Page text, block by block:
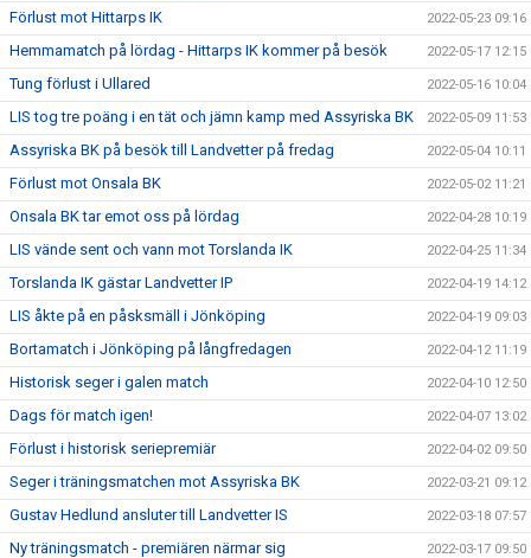
Förlust mot Hittarps IK 2022-05-23 09:16
Hemmamatch på lördag - Hittarps IK kommer på besök 2022-05-17 12:15
Tung förlust i Ullared 2022-05-16 10:04
LIS tog tre poäng i en tät och jämn kamp med Assyriska BK 2022-05-09 11:53
Assyriska BK på besök till Landvetter på fredag 2022-05-04 10:11
Förlust mot Onsala BK 2022-05-02 11:21
Onsala BK tar emot oss på lördag 2022-04-28 10:19
LIS vände sent och vann mot Torslanda IK 2022-04-25 11:34
Torslanda IK gästar Landvetter IP 2022-04-19 14:12
LIS åkte på en påsksmäll i Jönköping 2022-04-19 09:03
Bortamatch i Jönköping på långfredagen 2022-04-12 11:19
Historisk seger i galen match 2022-04-10 12:50
Dags för match igen! 2022-04-07 13:02
Förlust i historisk seriepremiär 2022-04-02 09:50
Seger i träningsmatchen mot Assyriska BK 2022-03-21 09:12
Gustav Hedlund ansluter till Landvetter IS 2022-03-18 07:57
Ny träningsmatch - premiären närmar sig 2022-03-17 09:50